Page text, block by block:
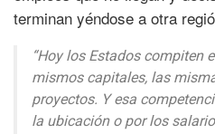
terminan yéndose a otra
“Hoy los Estados compiten
mismos capitales, las
proyectos. Y esa
la ubicación o por los